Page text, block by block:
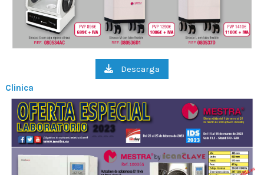
Descarga
Clinica